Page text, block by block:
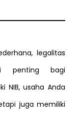
legalitas
penting bagi
NIB, usaha Anda
juga memiliki